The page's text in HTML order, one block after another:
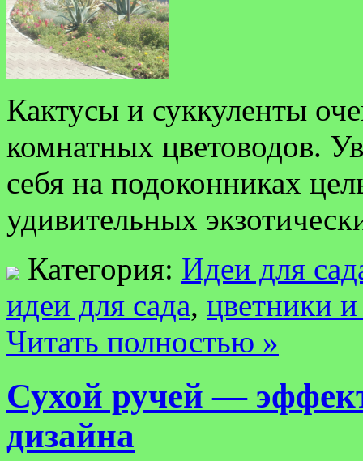
Кактусы и суккуленты
комнатных цветоводов.
себя на подоконниках
удивительных
Категория: Идеи для
идеи для сада, цветники
Читать полностью »
Сухой ручей —
дизайна